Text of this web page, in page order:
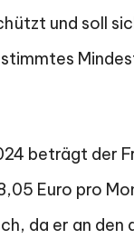
und soll
beträgt der
Euro pro
da er an den